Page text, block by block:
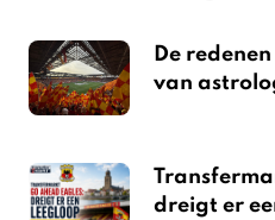
De
van
dreigt er